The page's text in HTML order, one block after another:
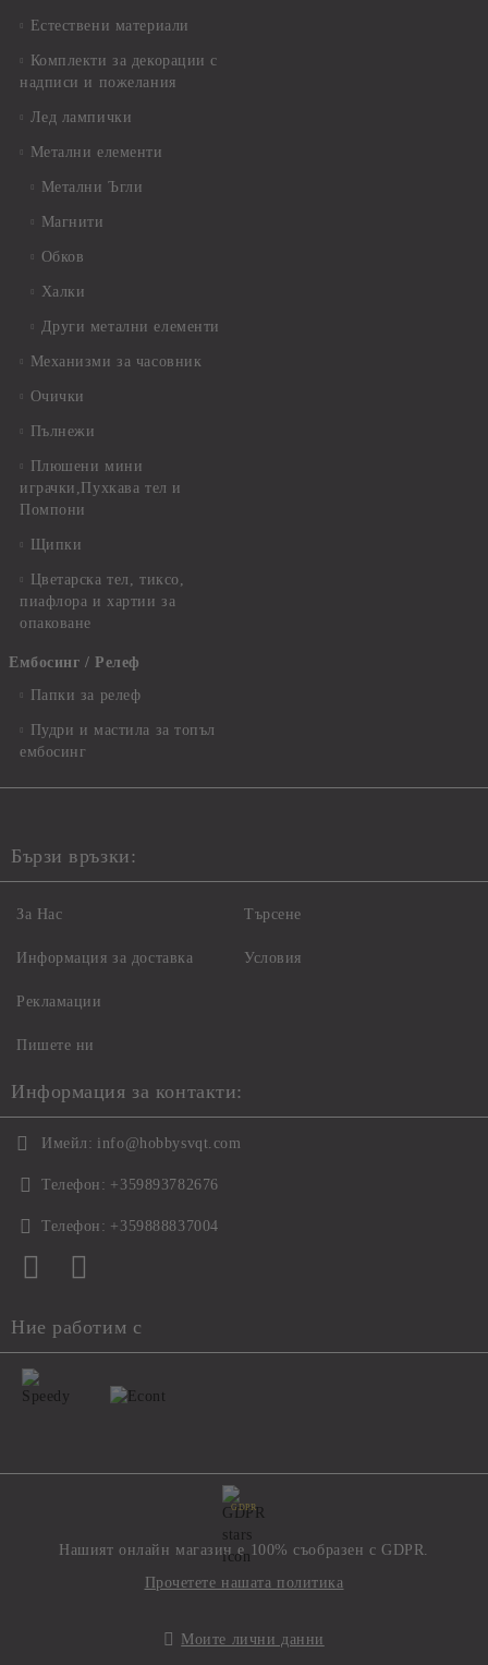
Естествени материали
Комплекти за декорации с
надписи и пожелания
Лед лампички
Метални елементи
Метални Ъгли
Магнити
Обков
Халки
Други метални елементи
Механизми за часовник
Очички
Пълнежи
Плюшени мини
играчки,Пухкава тел и
Помпони
Щипки
Цветарска тел, тиксо,
пиафлора и хартии за
опаковане
Ембосинг / Релеф
Папки за релеф
Пудри и мастила за топъл
ембосинг
Бързи връзки:
За Нас
Информация за доставка
Рекламации
Пишете ни
Търсене
Условия
Информация за контакти:
Имейл: info@hobbysvqt.com
Телефон: +359893782676
Телефон: +359888837004
Ние работим с
GDPR
Нашият онлайн магазин е 100% съобразен с GDPR.
Прочетете нашата политика
Моите лични данни